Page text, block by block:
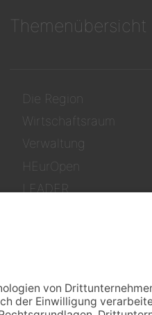
Themenübersicht
Die Region
Wirtschaftsraum
Verwaltung
HEurOpen
LEADER